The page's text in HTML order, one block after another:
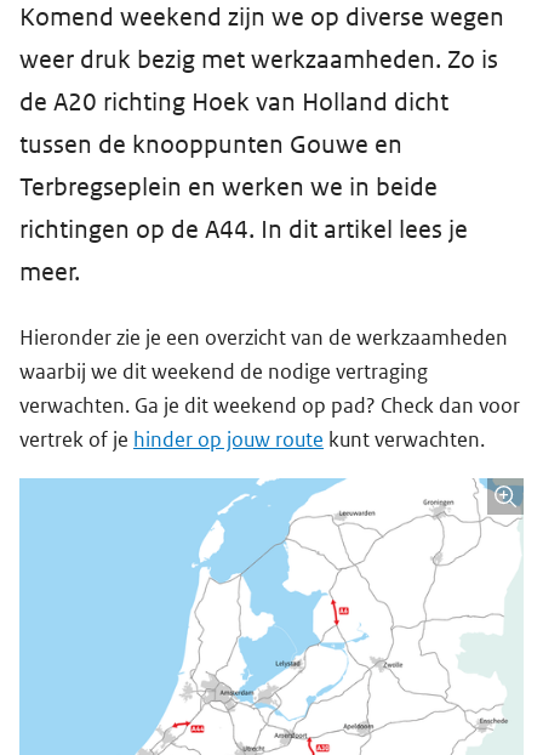
Komend weekend zijn we op diverse wegen
weer druk bezig met werkzaamheden. Zo is
de A20 richting Hoek van Holland dicht
tussen de knooppunten Gouwe en
Terbregseplein en werken we in beide
richtingen op de A44. In dit artikel lees je
meer.
Hieronder zie je een overzicht van de werkzaamheden
waarbij we dit weekend de nodige vertraging
verwachten. Ga je dit weekend op pad? Check dan voor
vertrek of je hinder op jouw route kunt verwachten.